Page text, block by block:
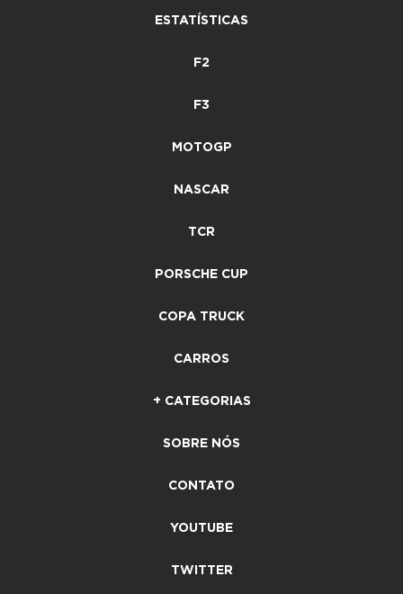
ESTATÍSTICAS
F2
F3
MOTOGP
NASCAR
TCR
PORSCHE CUP
COPA TRUCK
CARROS
+ CATEGORIAS
SOBRE NÓS
CONTATO
YOUTUBE
TWITTER